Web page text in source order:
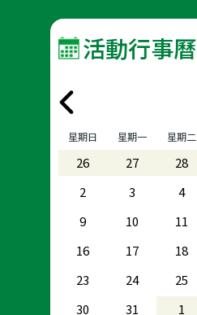
活動行事曆
星期日 星期一 星期二
26 27 28
2
3 4
9
10 11
16
17 18
23
24 25
30
31 1